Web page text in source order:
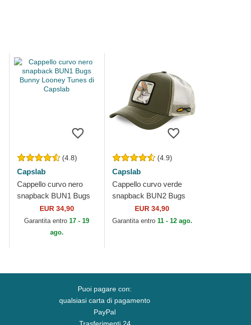
(4.8)
Capslab
Cappello curvo nero
snapback BUN1 Bugs
Bunny Looney Tunes di
Capslab
EUR 34,90
Garantita entro17 - 19
ago.
(4.9)
Capslab
Cappello curvo verde
snapback BUN2 Bugs
Bunny Looney Tunes di
Capslab
EUR 34,90
Garantita entro 11 - 12 ago.
Puoi pagare con:
qualsiasi carta di pagamento
PayPal